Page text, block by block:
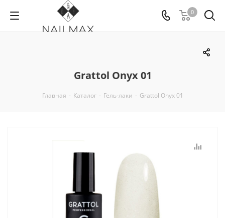
0
Grattol Onyx 01
Главная - Каталог - Гель-лаки - Grattol Onyx 01